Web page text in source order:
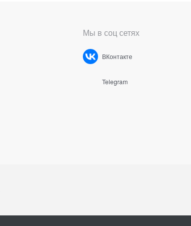
Мы в соц сетях
ВКонтакте
Telegram